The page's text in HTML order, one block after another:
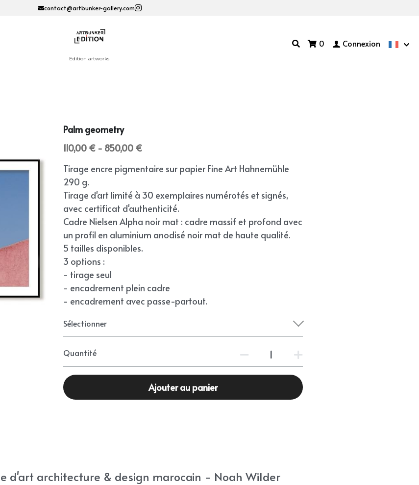
contact@artbunker-gallery.com
Edition artworks
0 Connexion
Palm geometry
110,00 € - 850,00 €
Tirage encre pigmentaire sur papier Fine Art Hahnemühle
290 g.
Tirage d'art limité à 30 exemplaires numérotés et signés,
avec certificat d'authenticité.
Cadre Nielsen Alpha noir mat : cadre massif et profond avec
un profil en aluminium anodisé noir mat de haute qualité.
5 tailles disponibles.
3 options :
- tirage seul
- encadrement plein cadre
- encadrement avec passe-partout.
Sélectionner
Quantité
Ajouter au panier
d'art architecture & design marocain - Noah Wilder